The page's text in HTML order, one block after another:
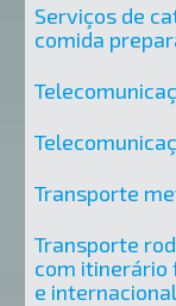
Serviços de
comida
Transporte
Transporte
com itinerário
e internacional